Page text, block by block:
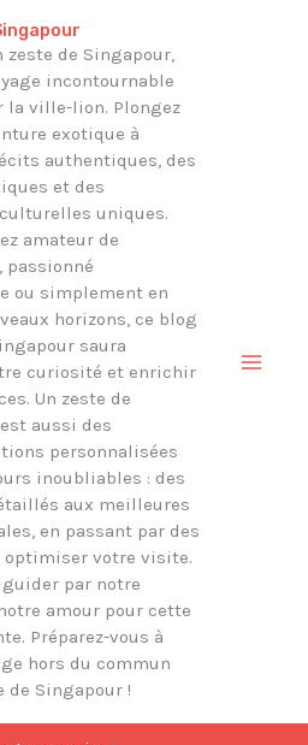
zeste de Singapour,
incontournable
la ville-lion. Plongez
exotique à
authentiques, des
et des
uniques.
amateur de
passionné
ou simplement en
horizons, ce blog
saura
curiosité et enrichir
Un zeste de
aussi des
personnalisées
inoubliables : des
aux meilleures
en passant par des
optimiser votre visite.
guider par notre
amour pour cette
Préparez-vous à
hors du commun
de Singapour !